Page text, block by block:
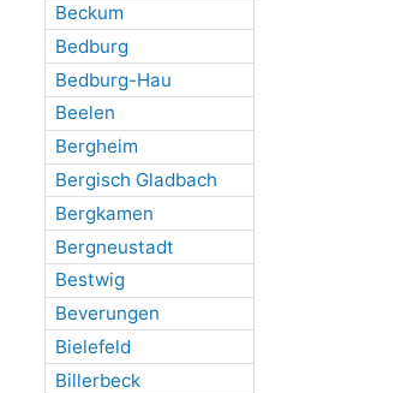
Beckum
Bedburg
Bedburg-Hau
Beelen
Bergheim
Bergisch Gladbach
Bergkamen
Bergneustadt
Bestwig
Beverungen
Bielefeld
Billerbeck